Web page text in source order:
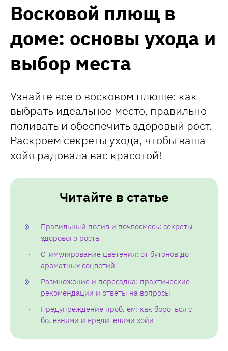
Восковой плющ в
доме: основы ухода и
выбор места
Узнайте все о восковом плюще: как
выбрать идеальное место, правильно
поливать и обеспечить здоровый рост.
Раскроем секреты ухода, чтобы ваша
хойя радовала вас красотой!
Читайте в статье
Правильный полив и почвосмесь: секреты
здорового роста
Стимулирование цветения: от бутонов до
ароматных соцветий
Размножение и пересадка: практические
рекомендации и ответы на вопросы
Предупреждение проблем: как бороться с
болезнями и вредителями хойи